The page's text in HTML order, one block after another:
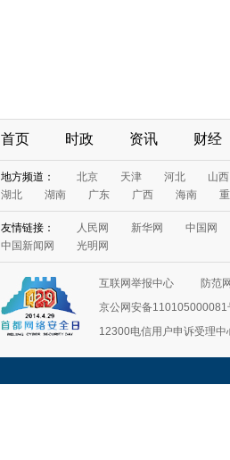
首页 时政 资讯 财经
地方频道： 北京 天津 河北
山西
湖北
湖南 广东 广西 海南
友情链接： 人民网 新华网
中国网
中国新闻网
光明网
互联网举报中心
防范
京公网安备110105000081
12300电信用户申诉受理中